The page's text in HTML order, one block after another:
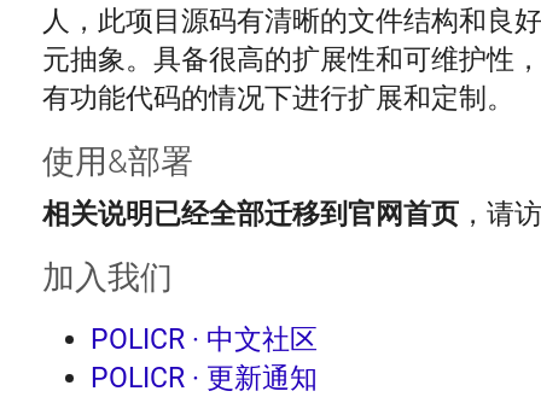
人，此项目源码有清晰的文件结构和良
元抽象。具备很高的扩展性和可维护性
有功能代码的情况下进行扩展和定制。
使用&部署
相关说明已经全部迁移到官网首页，请
加入我们
POLICR · 中文社区
POLICR · 更新通知